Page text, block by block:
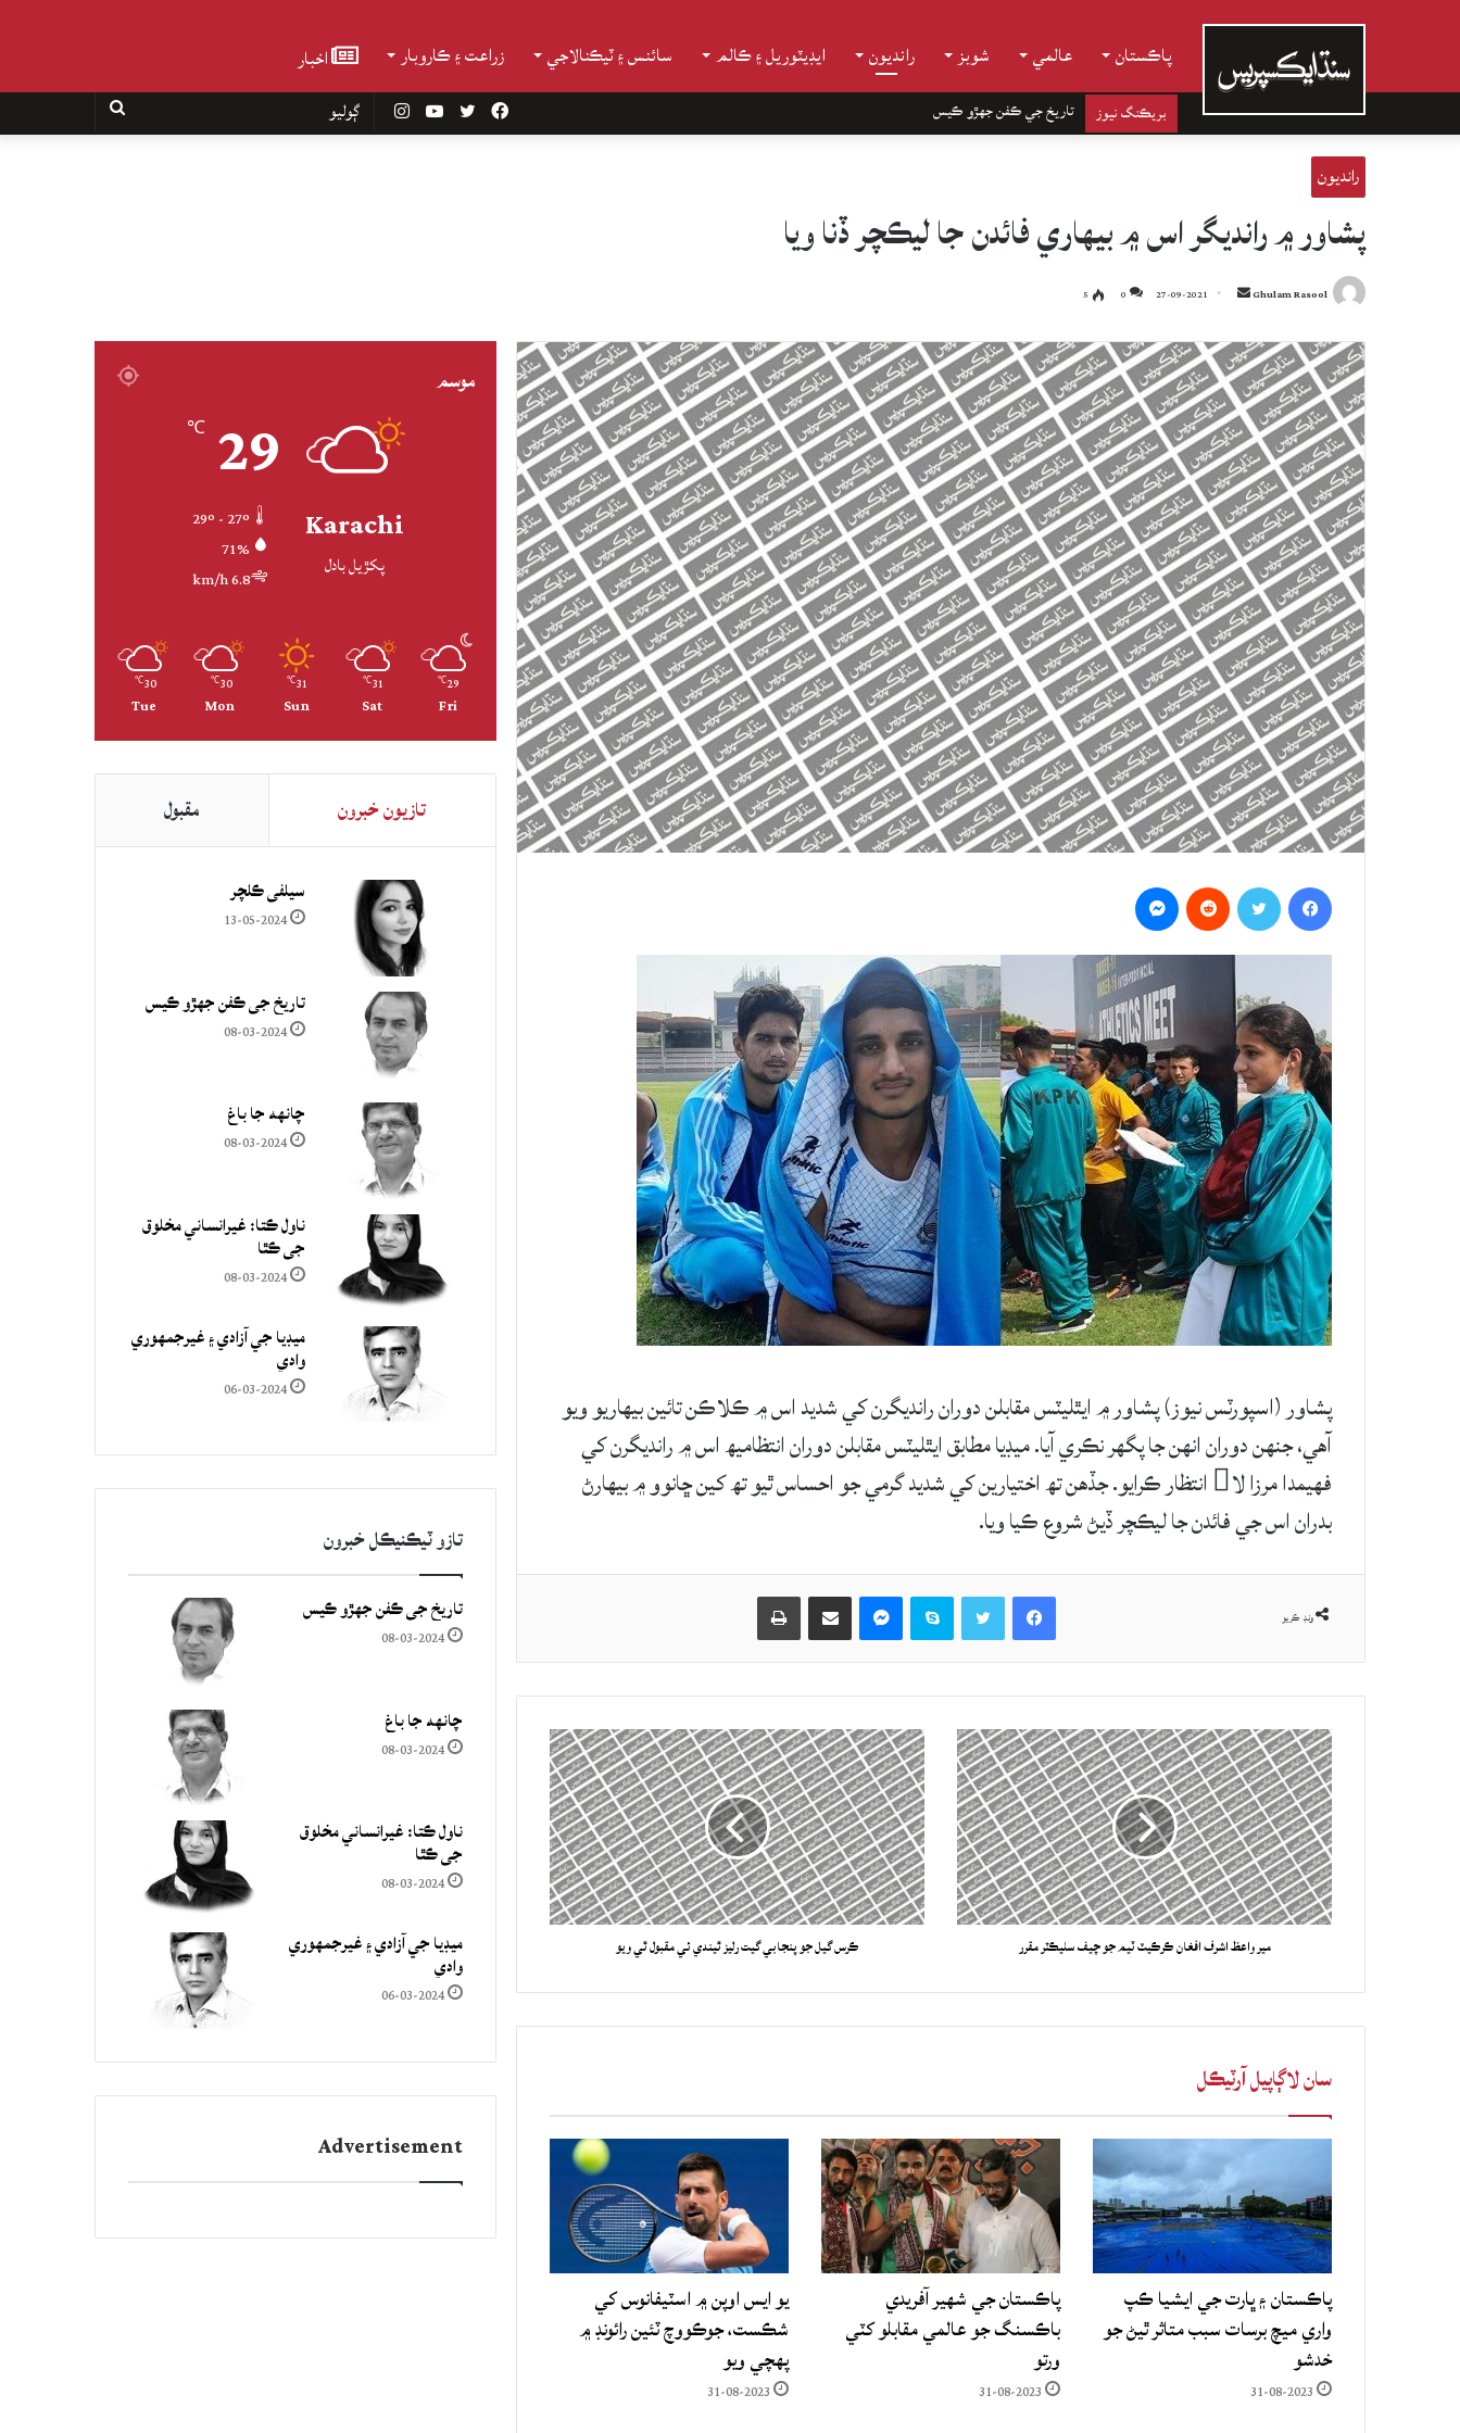
پاڪستان عالمي شوبز رانديون ايڊيٽوريل ۽ ڪالم سائنس ۽ ٽيڪنالاجي زراعت ۽ ڪاروبار اخبار
بريڪنگ نيوز تاريخ جي ڪفن جھڙو ڪيس InstagramYouTube Twitter
Facebook
رانديون
پشاور ۾ رانديگر اس ۾ بيهاري فائدن جا ليڪچر ڏنا ويا
Ghulam Rasool
Send
email
27-09-2021
0
5
پشاور (اسپورٽس نيوز) پشاور ۾ ايٿليٽس مقابلن دوران رانديگرن کي شديد اس ۾ ڪلاڪن تائين بيهاريو ويو
آهي، جنهن دوران انهن جا پگهر نڪري آيا. ميڊيا مطابق ايٿليٽس مقابلن دوران انتظاميھ اس ۾ رانديگرن کي
فهيمدا مرزا لا انتظار ڪرايو. جڏهن تھ اختيارين کي شديد گرمي جو احساس ٿيو تھ کين ڇانوو ۾ بيهارڻ
بدران اس جي فائدن جا ليڪچر ڏيڻ شروع ڪيا ويا.
ونڊ ڪريو
Facebook
Skype حصيداري ڪريو اي ميل ذريعي
مير واعظ اشرف افغان ڪرڪيٽ ٽيم جو چيف سليڪٽر مقرر ڪرس گيل جو پنجابي گيت رليز ٿيندي ئي مقبول ٿي ويو
سان لاڳاپيل آرٽيڪل
پاڪستان ۽ ڀارت جي ايشيا ڪپ
واري ميچ برسات سبب متاثر ٿيڻ جو
خدشو
31-08-2023
پاڪستان جي شهير آفريدي
باڪسنگ جو عالمي مقابلو کٽي
ورتو
31-08-2023
يو ايس اوپن ۾ اسٽيفانوس کي
شڪست، جوڪووچ ٽئين رائونڊ ۾
پهچي ويو
31-08-2023
موسم
Karachi
پکڙيل بادل
29
℃
71%
6.8 km/h
29
℃
Fri
31
℃
Sat
31
℃
Sun
30
℃
Mon
30
℃
Tue
تازيون خبرون مقبول
سيلفي ڪلچر
13-05-2024
تاريخ جي ڪفن جھڙو ڪيس
08-03-2024
چانهه جا باغ
08-03-2024
ناول ڪتا: غيرانساني مخلوق
جي ڪٿا
08-03-2024
ميڊيا جي آزادي ۽ غيرجمھوري
وادي
06-03-2024
تازو ٽيڪنيڪل خبرون
تاريخ جي ڪفن جھڙو ڪيس
08-03-2024
چانهه جا باغ
08-03-2024
ناول ڪتا: غيرانساني مخلوق
جي ڪٿا
08-03-2024
ميڊيا جي آزادي ۽ غيرجمھوري
وادي
06-03-2024
Advertisement